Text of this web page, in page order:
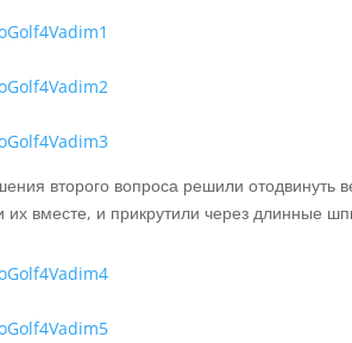
второго вопроса решили отодвинуть
их вместе, и прикрутили через длинные